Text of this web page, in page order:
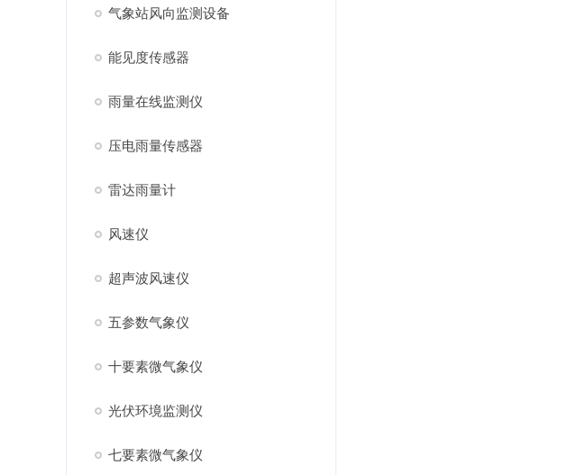
气象站风向监测设备
能见度传感器
雨量在线监测仪
压电雨量传感器
雷达雨量计
风速仪
超声波风速仪
五参数气象仪
十要素微气象仪
光伏环境监测仪
七要素微气象仪